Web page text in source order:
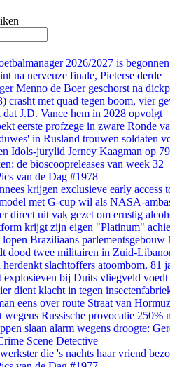
2026/2027 is begonnen
na nerveuze finale, Pieterse derde
Menno de Boer geschorst na
crasht met quad tegen boom, vier
J.D. Vance hem in 2028 opvolgt
eerste profzege in zware Ronde
in Rusland trouwen soldaten
Idols-jurylid Jerney Kaagman op
de bioscoopreleases van week 32
van de Dag #1978
krijgen exclusieve early
met G-cup wil als NASA-
direct uit vak gezet om ernstig
krijgt zijn eigen "Platinum"
lopen Braziliaans parlementsgebouw
dood twee militairen in Zuid-
slachtoffers atoombom, 81
explosieven bij Duits vliegveld
dient klacht in tegen
eens over route Straat van
Russische provocatie 250%
slaan alarm wegens droogte:
Scene Detective
die 's nachts haar vriend